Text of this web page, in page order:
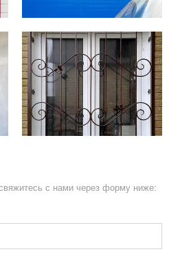
с нами через форму ниже: